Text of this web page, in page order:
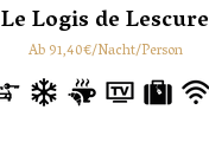
Le Logis de Lescure
Ab 91,40€/Nacht/Person